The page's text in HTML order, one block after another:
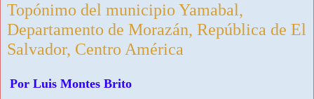
Topónimo del municipio Yamabal,
Departamento de Morazán, República de El
Salvador, Centro América
Por Luis Montes Brito